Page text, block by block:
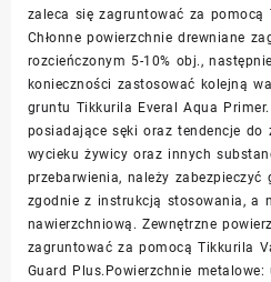
zaleca się zagruntować za pomocą
Chłonne powierzchnie drewniane
rozcieńczonym 5-10% obj.,
konieczności zastosować kolejną
gruntu Tikkurila Everal Aqua
posiadające sęki oraz tendencje do
wycieku żywicy oraz innych
przebarwienia, należy
zgodnie z instrukcją stosowania, a
nawierzchniową. Zewnętrzne
zagruntować za pomocą Tikkurila
Guard Plus.Powierzchnie